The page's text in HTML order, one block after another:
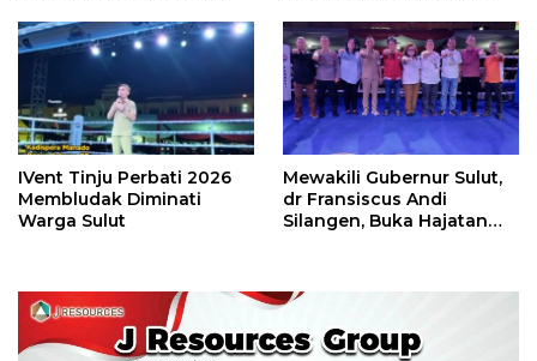
Perbati 2026
IVent Tinju Perbati 2026
Membludak Diminati
Warga Sulut
Mewakili Gubernur Sulut,
dr Fransiscus Andi
Silangen, Buka Hajatan